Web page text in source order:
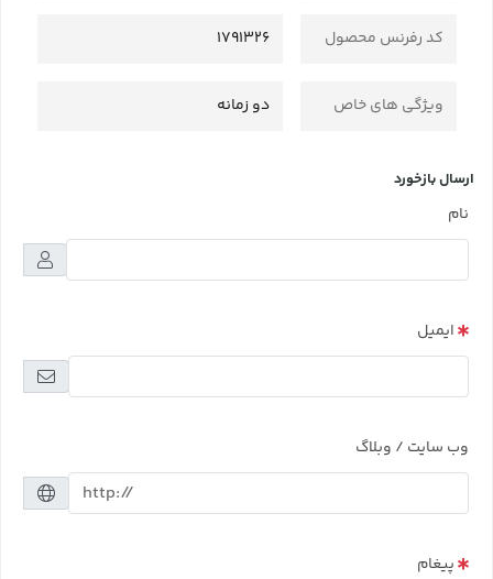
کد رفرنس محصول 1791326
ویژگی های خاص دو زمانه
ارسال بازخورد
نام
ایمیل
وب سایت / وبلاگ
پیغام